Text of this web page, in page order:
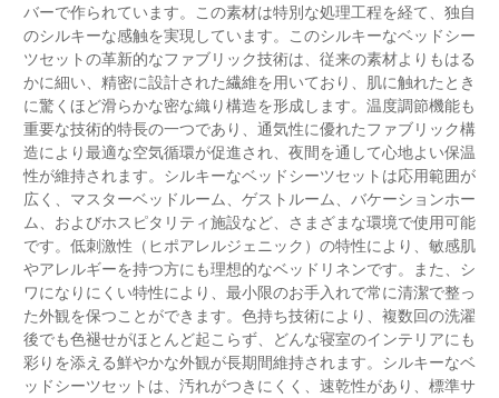
バーで作られています。この素材は特別な処理工程を経て、独自
のシルキーな感触を実現しています。このシルキーなベッドシー
ツセットの革新的なファブリック技術は、従来の素材よりもはる
かに細い、精密に設計された繊維を用いており、肌に触れたとき
に驚くほど滑らかな密な織り構造を形成します。温度調節機能も
重要な技術的特長の一つであり、通気性に優れたファブリック構
造により最適な空気循環が促進され、夜間を通して心地よい保温
性が維持されます。シルキーなベッドシーツセットは応用範囲が
広く、マスターベッドルーム、ゲストルーム、バケーションホー
ム、およびホスピタリティ施設など、さまざまな環境で使用可能
です。低刺激性（ヒポアレルジェニック）の特性により、敏感肌
やアレルギーを持つ方にも理想的なベッドリネンです。また、シ
ワになりにくい特性により、最小限のお手入れで常に清潔で整っ
た外観を保つことができます。色持ち技術により、複数回の洗濯
後でも色褪せがほとんど起こらず、どんな寝室のインテリアにも
彩りを添える鮮やかな外観が長期間維持されます。シルキーなベ
ッドシーツセットは、汚れがつきにくく、速乾性があり、標準サ